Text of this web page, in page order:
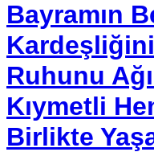
Bayramın
Ruhunu
Kıymetli
Birlikte